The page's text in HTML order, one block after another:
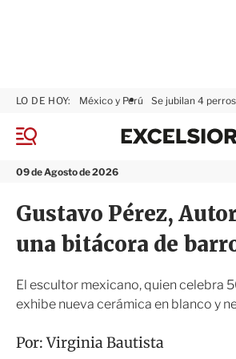
M
n
09 de Agosto de 2026
LO DE HOY: México y Perú Se jubilan 4
Gustavo Pérez,
una bitácora de
El escultor mexicano, quien celebra
exhibe nueva cerámica en blanco y
Por:Virginia Bautista